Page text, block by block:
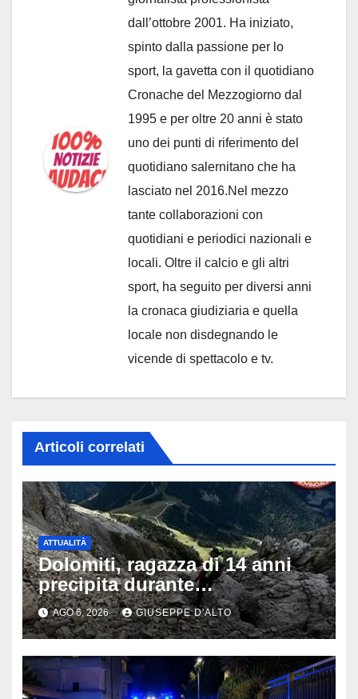
dall’ottobre 2001. Ha iniziato,
spinto dalla passione per lo
sport, la gavetta con il quotidiano
Cronache del Mezzogiorno dal
1995 e per oltre 20 anni è stato
uno dei punti di riferimento del
quotidiano salernitano che ha
lasciato nel 2016.Nel mezzo
tante collaborazioni con
quotidiani e periodici nazionali e
locali. Oltre il calcio e gli altri
sport, ha seguito per diversi anni
la cronaca giudiziaria e quella
locale non disdegnando le
vicende di spettacolo e tv.
Articoli correlati
ATTUALITÀ
Dolomiti, ragazza di 14 anni
precipita durante
un’escursione: tragedia sul
Latemar davanti alla famiglia
AGO 6, 2026 GIUSEPPE D'ALTO